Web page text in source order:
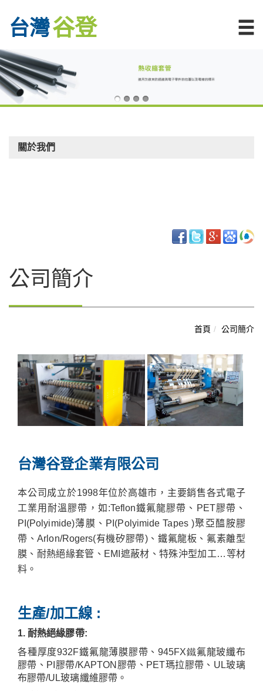
台灣谷登
關於我們
公司簡介
首頁 公司簡介
台灣谷登企業有限公司
本公司成立於1998年位於高雄市，主要銷售各式電子
工業用耐溫膠帶，如 :Teflon鐵氟龍膠帶、 PET膠帶、
PI(Polyimide)薄膜、 PI(Polyimide Tapes )聚亞醯胺膠
帶、Arlon/Rogers(有機矽膠帶)、鐵氟龍板、氟素離型
膜、耐熱絕緣套管、 EMI 遮蔽材、特殊沖型加工…等材
料。
生產/加工線 :
1. 耐熱絕緣膠帶:
各種厚度932F鐵氟龍薄膜膠帶、945FX鐵氟龍玻纖布
膠帶、 PI 膠帶/KAPTON 膠帶、 PET瑪拉膠帶、 UL玻璃
布膠帶/UL玻璃纖維膠帶。